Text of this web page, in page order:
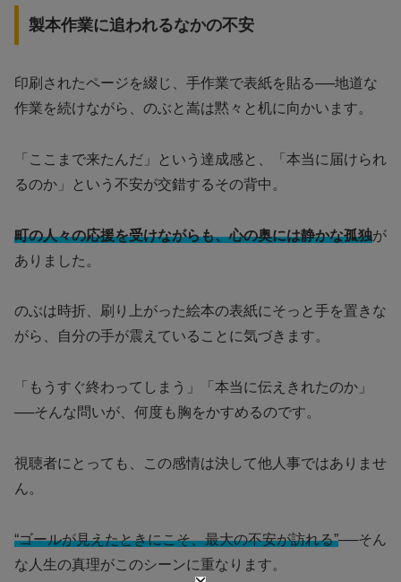
製本作業に追われるなかの不安
印刷されたページを綴じ、手作業で表紙を貼る──地道な
作業を続けながら、のぶと嵩は黙々と机に向かいます。
「ここまで来たんだ」という達成感と、「本当に届けられ
るのか」という不安が交錯するその背中。
町の人々の応援を受けながらも、心の奥には静かな孤独が
ありました。
のぶは時折、刷り上がった絵本の表紙にそっと手を置きな
がら、自分の手が震えていることに気づきます。
「もうすぐ終わってしまう」「本当に伝えきれたのか」
──そんな問いが、何度も胸をかすめるのです。
視聴者にとっても、この感情は決して他人事ではありませ
ん。
“ゴールが見えたときにこそ、最大の不安が訪れる”──そん
な人生の真理がこのシーンに重なります。